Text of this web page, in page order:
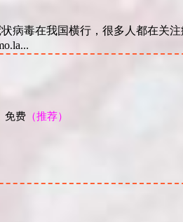
病毒在我国横行，很多人都在
免费 （推荐）